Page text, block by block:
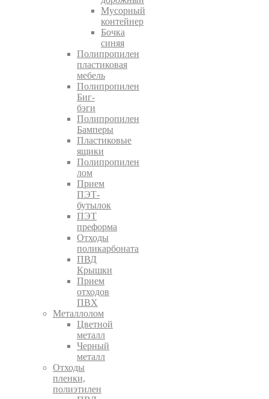
Мусорный
контейнер
Бочка
синяя
Полипропилен
пластиковая
мебель
Полипропилен
Биг-
бэги
Полипропилен
Бамперы
Пластиковые
ящики
Полипропилен
лом
Прием
ПЭТ-
бутылок
ПЭТ
преформа
Отходы
поликарбоната
ПВД
Крышки
Прием
отходов
ПВХ
Металлолом
Цветной
металл
Черный
металл
Отходы
пленки,
полиэтилен